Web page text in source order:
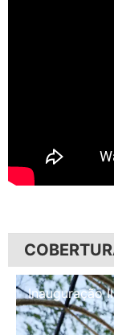
Inauguração